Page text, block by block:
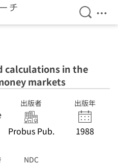
検索を
メ
calculations in the
markets
出版者
Probus Pub.
出版年
1988
NDC